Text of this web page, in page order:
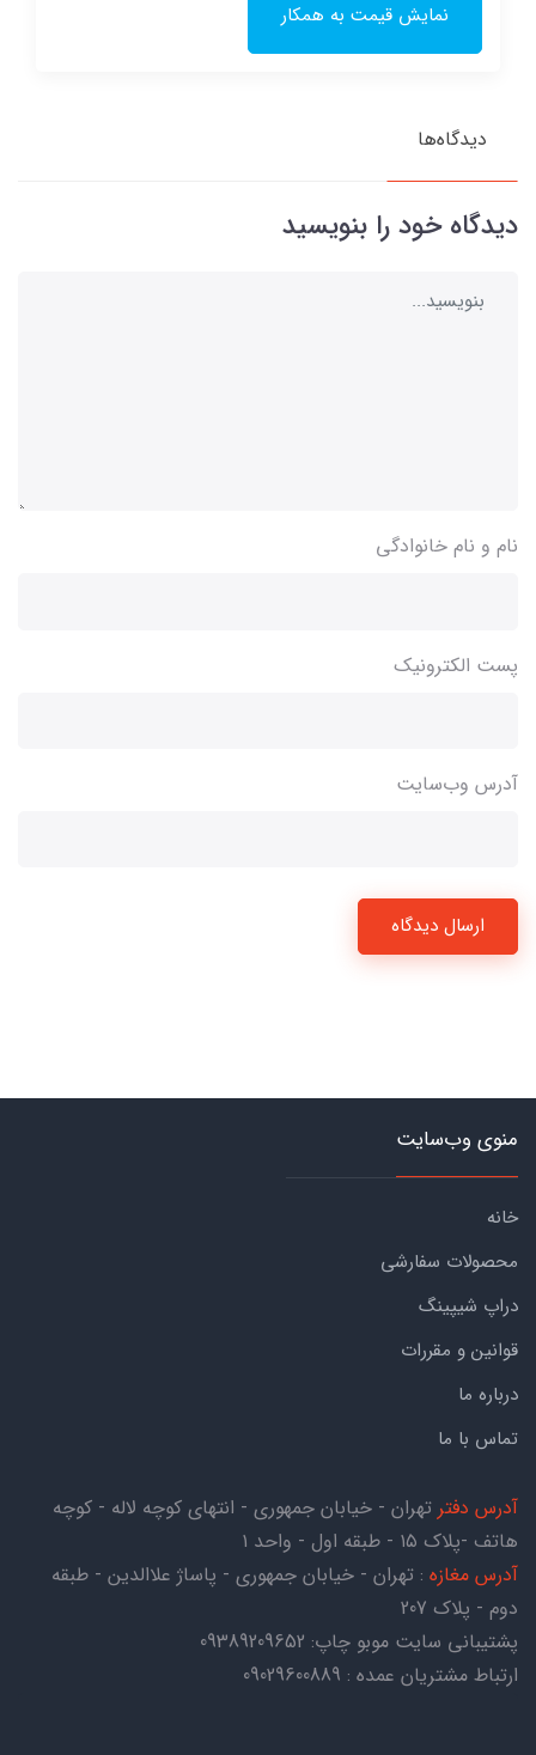
نمایش قیمت به همکار
دیدگاه‌ها
دیدگاه خود را بنویسید
نام و نام خانوادگی
پست الکترونیک
آدرس وب‌سایت
ارسال دیدگاه
منوی وب‌سایت
خانه
محصولات سفارشی
دراپ شیپینگ
قوانین و مقررات
درباره ما
تماس با ما
آدرس دفتر تهران - خیابان جمهوری - انتهای کوچه لاله - کوچه
هاتف -پلاک ۱۵ - طبقه اول - واحد ۱
آدرس مغازه : تهران - خیابان جمهوری - پاساژ علاالدین - طبقه
دوم - پلاک 207
پشتیبانی سایت موبو چاپ: 09389209652
ارتباط مشتریان عمده : 09029600889